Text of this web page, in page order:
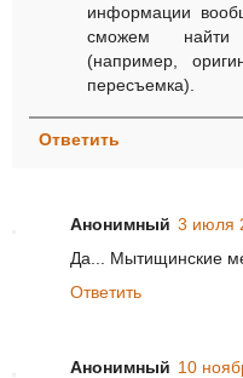
информации
сможем найти
(например,
пересъемка).
Ответить
Анонимный 3 июля
Да... Мытищинские
Ответить
Анонимный 10